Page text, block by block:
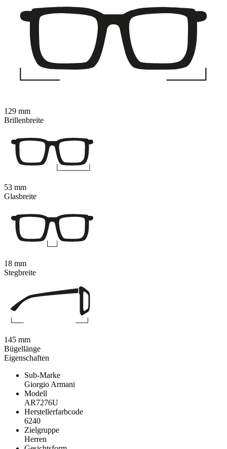
Eigenschaften
Sub-Marke
Giorgio Armani
Modell
AR7276U
Herstellerfarbcode
6240
Zielgruppe
Herren
129 mm
Brillenbreite
53 mm
Glasbreite
18 mm
Stegbreite
145 mm
Bügellänge